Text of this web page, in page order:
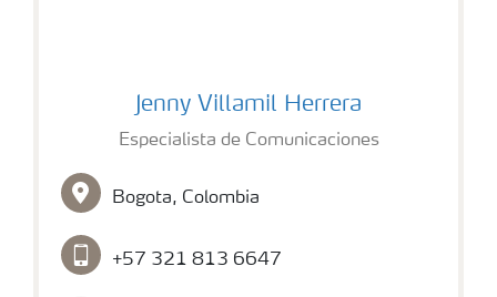
Jenny Villamil Herrera
Especialista de Comunicaciones
Bogota, Colombia
+57 321 813 6647